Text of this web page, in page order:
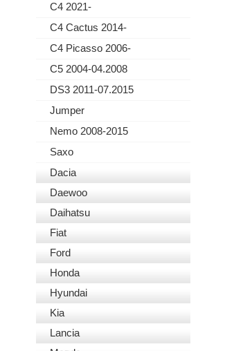
C4 2021-
C4 Cactus 2014-
C4 Picasso 2006-
C5 2004-04.2008
DS3 2011-07.2015
Jumper
Nemo 2008-2015
Saxo
Dacia
Daewoo
Daihatsu
Fiat
Ford
Honda
Hyundai
Kia
Lancia